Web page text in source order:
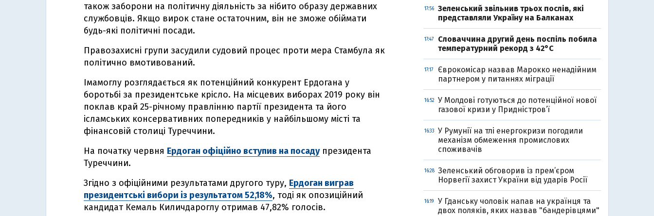
також заборони на політичну діяльність за нібито образу державних
службовців. Якщо вирок стане остаточним, він не зможе обіймати
будь-які політичні посади.
Правозахисні групи засудили судовий процес проти мера Стамбула як
політично вмотивований.
Імамоглу розглядається як потенційний конкурент Ердогана у
боротьбі за президентське крісло. На місцевих виборах 2019 року він
поклав край 25-річному правлінню партії президента та його
ісламських консервативних попередників у найбільшому місті та
фінансовій столиці Туреччини.
На початку червня Ердоган офіційно вступив на посадупрезидента
Туреччини.
Згідно з офіційними результатами другого туру, Ердоган виграв
президентські вибори із результатом 52,18%, тоді як опозиційний
кандидат Кемаль Киличдароглу отримав 47,82% голосів.
17:56
Зеленський звільнив трьох послів, які
представляли Україну на Балканах
17:47
Словаччина другий день поспіль побила
температурний рекорд з 42°C
17:17
Єврокомісар назвав Марокко ненадійним
партнером у питаннях міграції
16:52
У Молдові готуються до потенційної нової
газової кризи у Придністров’ї
16:33
У Румунії на тлі енергокризи погодили
механізм обмеження промислових
споживачів
16:28
Зеленський обговорив із прем’єром
Норвегії захист України від ударів Росії
16:19
У Гданську чоловік напав на українця та
двох поляків, яких назвав "бандерівцями"